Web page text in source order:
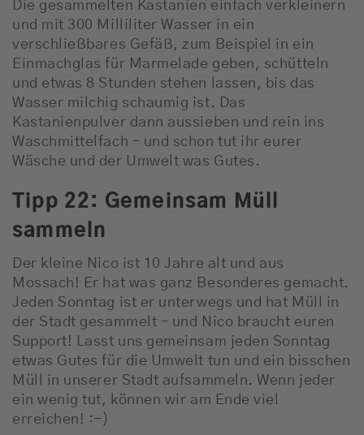
Die gesammelten Kastanien einfach verkleinern
und mit 300 Milliliter Wasser in ein
verschließbares Gefäß, zum Beispiel in ein
Einmachglas für Marmelade geben, schütteln
und etwas 8 Stunden stehen lassen, bis das
Wasser milchig schaumig ist. Das
Kastanienpulver dann aussieben und rein ins
Waschmittelfach – und schon tut ihr eurer
Wäsche und der Umwelt was Gutes.
Tipp 22: Gemeinsam Müll
sammeln
Der kleine Nico ist 10 Jahre alt und aus
Mossach! Er hat was ganz Besonderes gemacht.
Jeden Sonntag ist er unterwegs und hat Müll in
der Stadt gesammelt – und Nico braucht euren
Support! Lasst uns gemeinsam jeden Sonntag
etwas Gutes für die Umwelt tun und ein bisschen
Müll in unserer Stadt aufsammeln. Wenn jeder
ein wenig tut, können wir am Ende viel
erreichen! :-)